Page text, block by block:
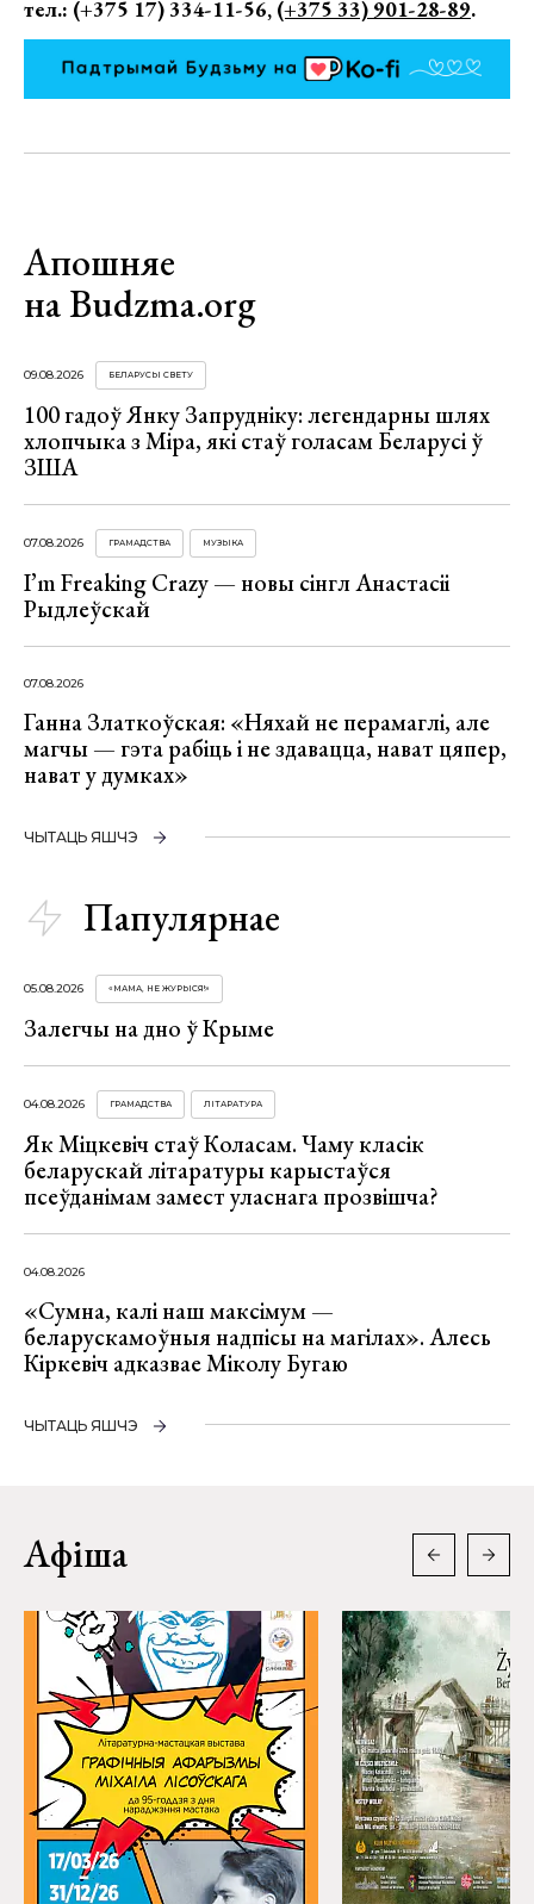
тел.: (+375 17) 334-11-56, (+375 33) 901-28-89.
Апошняе
на Budzma.org
09.08.2026 БЕЛАРУСЫ СВЕТУ
100 гадоў Янку Запрудніку: легендарны шлях
хлопчыка з Міра, які стаў голасам Беларусі ў
ЗША
07.08.2026 ГРАМАДСТВА МУЗЫКА
I’m Freaking Crazy — новы сінгл Анастасіі
Рыдлеўскай
07.08.2026
Ганна Златкоўская: «Няхай не перамаглі, але
магчы — гэта рабіць і не здавацца, нават цяпер,
нават у думках»
ЧЫТАЦЬ ЯШЧЭ
Папулярнае
05.08.2026 «МАМА, НЕ ЖУРЫСЯ!»
Залегчы на дно ў Крыме
04.08.2026 ГРАМАДСТВА ЛІТАРАТУРА
Як Міцкевіч стаў Коласам. Чаму класік
беларускай літаратуры карыстаўся
псеўданімам замест уласнага прозвішча?
04.08.2026
«Сумна, калі наш максімум —
беларускамоўныя надпісы на магілах». Алесь
Кіркевіч адказвае Міколу Бугаю
ЧЫТАЦЬ ЯШЧЭ
Афіша